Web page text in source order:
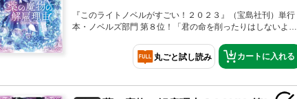
『このライトノベルがすごい！２０２３』（宝島社刊）単行
本・ノベルズ部門 第８位！「君の命を削ったりはしないよ、
こと”！？歌乞いの少女と万象の魔物の異種婚姻ファンタジ
ー！待望のコミカライズ第１巻！
丸ごと試し読み カートに入れる